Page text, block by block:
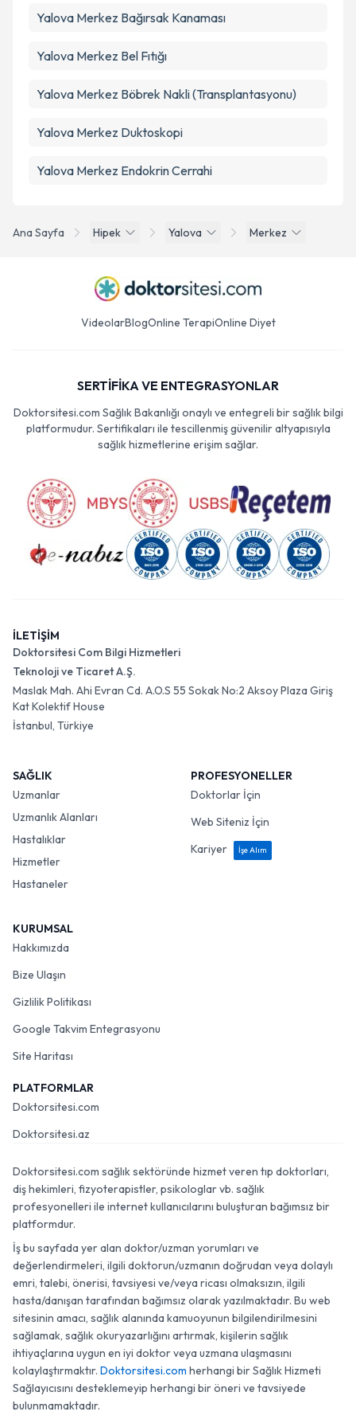
Ana Sayfa Hipek Yalova Merkez
Yalova Merkez Bağırsak Kanaması
Yalova Merkez Bel Fıtığı
Yalova Merkez Böbrek Nakli (Transplantasyonu)
Yalova Merkez Duktoskopi
Yalova Merkez Endokrin Cerrahi
VideolarBlogOnline TerapiOnline Diyet
SERTİFİKA VE ENTEGRASYONLAR
Doktorsitesi.com Sağlık Bakanlığı onaylı ve entegreli bir sağlık bilgi
platformudur. Sertifikaları ile tescillenmiş güvenilir altyapısıyla
sağlık hizmetlerine erişim sağlar.
İLETİŞİM
Doktorsitesi Com Bilgi Hizmetleri
Teknoloji ve Ticaret A.Ş.
Maslak Mah. Ahi Evran Cd. A.O.S 55 Sokak No:2 Aksoy Plaza Giriş
Kat Kolektif House
İstanbul, Türkiye
SAĞLIK
Uzmanlar
Uzmanlık Alanları
Hastalıklar
Hizmetler
Hastaneler
PROFESYONELLER
Doktorlar İçin
Web Siteniz İçin
Kariyer
İşe Alım
KURUMSAL
Hakkımızda
Bize Ulaşın
Gizlilik Politikası
Google Takvim Entegrasyonu
Site Haritası
PLATFORMLAR
Doktorsitesi.com
Doktorsitesi.az
Doktorsitesi.com sağlık sektöründe hizmet veren tıp doktorları,
diş hekimleri, fizyoterapistler, psikologlar vb. sağlık
profesyonelleri ile internet kullanıcılarını buluşturan bağımsız bir
platformdur.
İş bu sayfada yer alan doktor/uzman yorumları ve
değerlendirmeleri, ilgili doktorun/uzmanın doğrudan veya dolaylı
emri, talebi, önerisi, tavsiyesi ve/veya ricası olmaksızın, ilgili
hasta/danışan tarafından bağımsız olarak yazılmaktadır. Bu web
sitesinin amacı, sağlık alanında kamuoyunun bilgilendirilmesini
sağlamak, sağlık okuryazarlığını artırmak, kişilerin sağlık
ihtiyaçlarına uygun en iyi doktor veya uzmana ulaşmasını
kolaylaştırmaktır. Doktorsitesi.com herhangi bir Sağlık Hizmeti
Sağlayıcısını desteklemeyip herhangi bir öneri ve tavsiyede
bulunmamaktadır.